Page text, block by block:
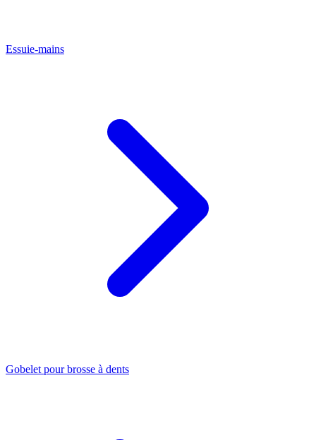
Essuie-mains
Gobelet pour brosse à dents